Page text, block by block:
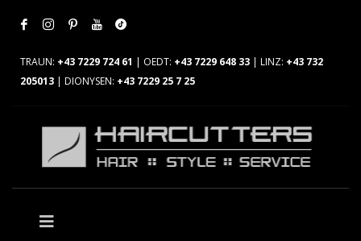
TRAUN: +43 7229 724 61 | OEDT: +43 7229 648 33 | LINZ: +43 732
205013 | DIONYSEN: +43 7229 25 7 25